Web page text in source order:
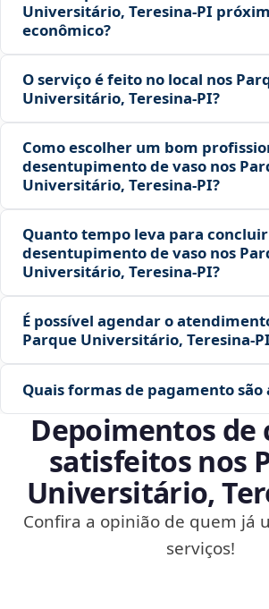
Universitário, Teresina‑PI
econômico?
O serviço é feito no local nos
Universitário, Teresina‑PI?
Como escolher um bom
desentupimento de vaso nos
Universitário, Teresina‑PI?
Quanto tempo leva para
desentupimento de vaso nos
Universitário, Teresina‑PI?
É possível agendar o
Parque Universitário,
Quais formas de pagamento são
Depoimentos de
satisfeitos nos
Universitário,
Confira a opinião de quem já
serviços!